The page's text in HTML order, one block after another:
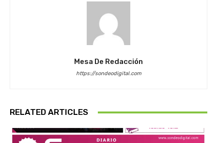
Mesa De Redacción
https://sondeodigital.com
RELATED ARTICLES